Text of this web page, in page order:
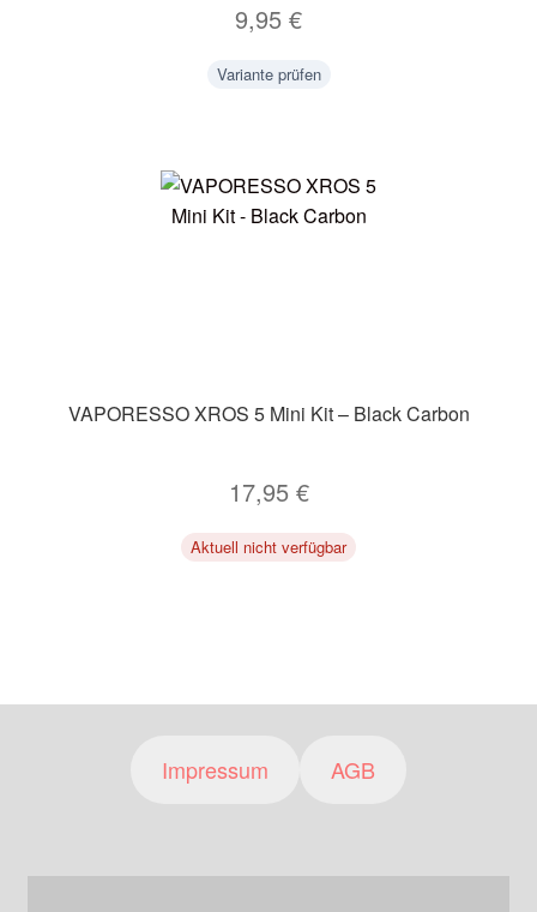
9,95 €
Variante prüfen
VAPORESSO XROS 5 Mini Kit – Black Carbon
17,95 €
Aktuell nicht verfügbar
Impressum AGB